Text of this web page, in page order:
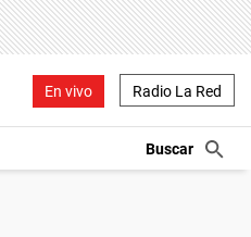
En vivo Radio La Red